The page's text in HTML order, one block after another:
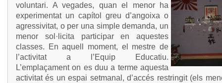
voluntari. A vegades, quan el menor ha
experimentat un capítol greu d’angoixa o
agressivitat, o per una simple demanda, un
menor sol·licita participar en aquestes
classes. En aquell moment, el mestre de
l’activitat a l’Equip Educatiu.
L’emplaçament on es duu a terme aquesta
activitat és un espai setmanal, d’accés restringit (els